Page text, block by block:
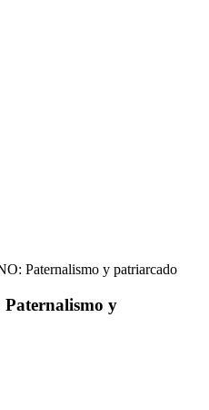
Paternalismo y patriarcado
y